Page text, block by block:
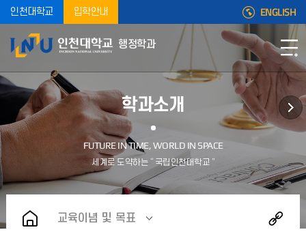
인천대학교 입학안내 ENGLISH
행정학과
학과소개
교육이념 및 목표